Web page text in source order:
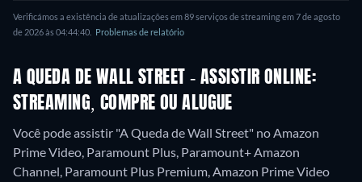
Verificámos a existência de atualizações em 89 serviços de streaming em 7 de agosto
de 2026 às 04:44:40.
Problemas de relatório
A QUEDA DE WALL STREET - ASSISTIR ONLINE:
STREAMING, COMPRE OU ALUGUE
Você pode assistir "A Queda de Wall Street" no Amazon
Prime Video, Paramount Plus, Paramount+ Amazon
Channel, Paramount Plus Premium, Amazon Prime Video